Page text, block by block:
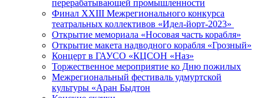
перерабатывающей промышленности
Финал XXIII Межрегионального конкурса
театральных коллективов «Идел-йорт-2023»
Открытие мемориала «Носовая часть корабля»
Открытие макета надводного корабля «Грозный»
Концерт в ГАУСО «КЦСОН «Наз»
Торжественное мероприятие ко Дню пожилых
Межрегиональный фестиваль удмуртской
культуры «Аран Быдтон